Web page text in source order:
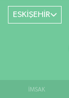
ESKİŞEHİR
İMSAK